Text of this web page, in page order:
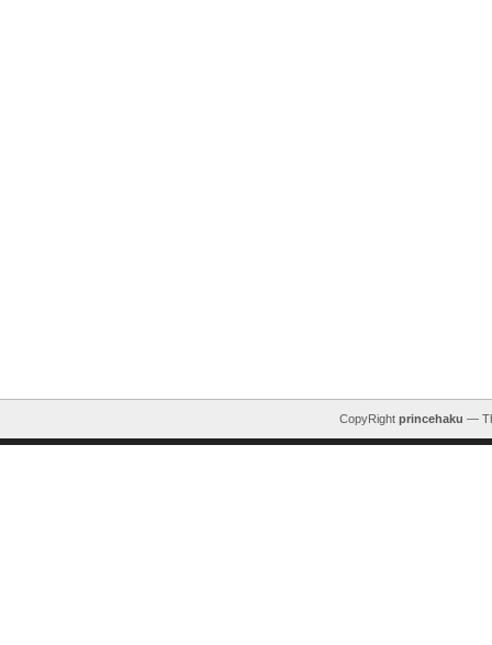
CopyRight princehaku —